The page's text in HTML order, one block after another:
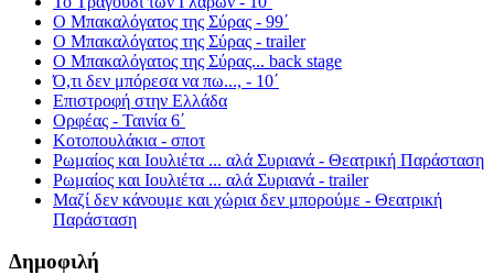
Ο Μπακαλόγατος της Σύρας - 99΄
Ο Μπακαλόγατος της Σύρας - trailer
Ο Μπακαλόγατος της Σύρας... back stage
Ό,τι δεν μπόρεσα να πω..., - 10΄
Επιστροφή στην Ελλάδα
Ορφέας - Ταινία 6΄
Κοτοπουλάκια - σποτ
Ρωμαίος και Ιουλιέτα ... αλά Συριανά - Θεατρική Παράσταση
Ρωμαίος και Ιουλιέτα ... αλά Συριανά - trailer
Μαζί δεν κάνουμε και χώρια δεν μπορούμε - Θεατρική
Παράσταση
Δημοφιλή